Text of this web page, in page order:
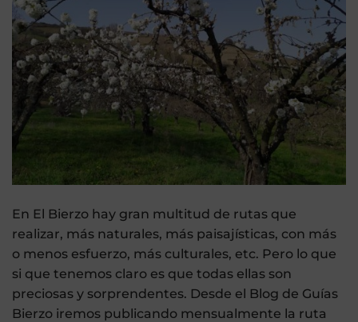
En El Bierzo hay gran multitud de rutas que
realizar, más naturales, más paisajísticas, con más
o menos esfuerzo, más culturales, etc. Pero lo que
si que tenemos claro es que todas ellas son
preciosas y sorprendentes. Desde el Blog de Guías
Bierzo iremos publicando mensualmente la ruta